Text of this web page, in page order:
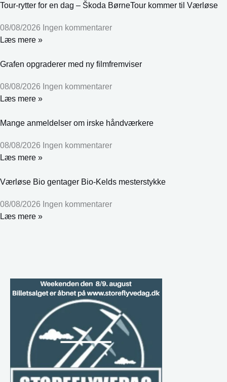
Tour-rytter for en dag – Škoda BørneTour kommer til Værløse
08/08/2026 Ingen kommentarer
Læs mere »
Grafen opgraderer med ny filmfremviser
08/08/2026 Ingen kommentarer
Læs mere »
Mange anmeldelser om irske håndværkere
08/08/2026 Ingen kommentarer
Læs mere »
Værløse Bio gentager Bio-Kelds mesterstykke
08/08/2026 Ingen kommentarer
Læs mere »